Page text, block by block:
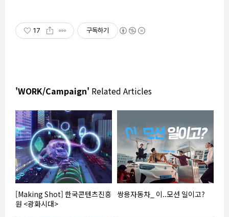
17 구독하기
'WORK/Campaign' Related Articles
[Making Shot] 한국콘텐츠진흥
원 <광화시대>
쌍용자동차_ 이..모션 일이고?